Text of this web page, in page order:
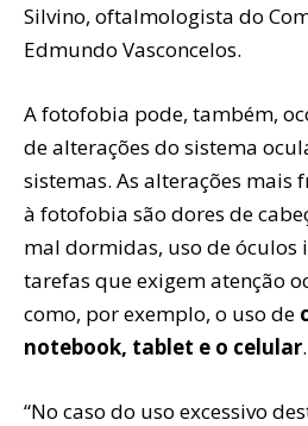
Silvino, oftalmologista do
Edmundo Vasconcelos.
A fotofobia pode, também,
de alterações do sistema
sistemas. As alterações mais
à fotofobia são dores de
mal dormidas, uso de óculos
tarefas que exigem atenção
como, por exemplo, o uso de
notebook, tablet e o celular.
“No caso do uso excessivo